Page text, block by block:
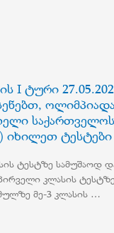
I ტური
იხილეთ ტესტები
ტესტზე სამუშაოდ
კლასის
მე-3 კლასის …